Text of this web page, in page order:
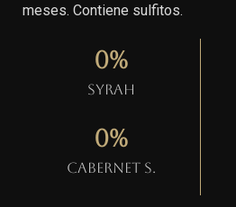
meses. Contiene sulfitos.
Syrah
0%
Cabernet S.
0%